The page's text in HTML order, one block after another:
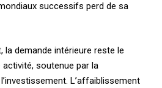
successifs perd de sa
la demande intérieure reste le
soutenue par la
L’affaiblissement